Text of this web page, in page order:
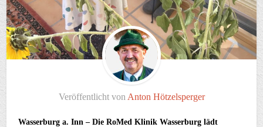
Veröffentlicht von Anton Hötzelsperger
Wasserburg a. Inn – Die RoMed Klinik Wasserburg lädt